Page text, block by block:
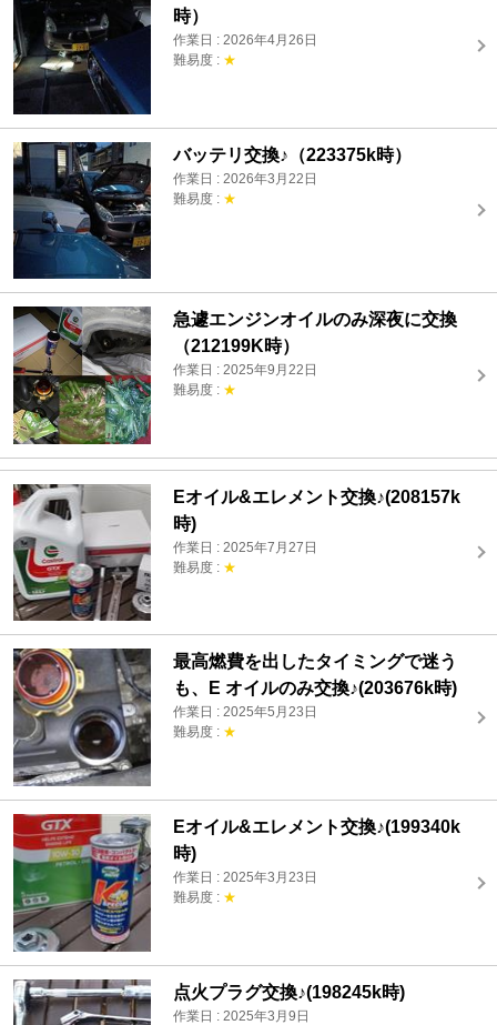
時）
作業日 : 2026年4月26日
難易度 : ★
バッテリ交換♪（223375k時）
作業日 : 2026年3月22日
難易度 : ★
急遽エンジンオイルのみ深夜に交換
（212199K時）
作業日 : 2025年9月22日
難易度 : ★
Eオイル&エレメント交換♪(208157k
時)
作業日 : 2025年7月27日
難易度 : ★
最高燃費を出したタイミングで迷う
も、E オイルのみ交換♪(203676k時)
作業日 : 2025年5月23日
難易度 : ★
Eオイル&エレメント交換♪(199340k
時)
作業日 : 2025年3月23日
難易度 : ★
点火プラグ交換♪(198245k時)
作業日 : 2025年3月9日